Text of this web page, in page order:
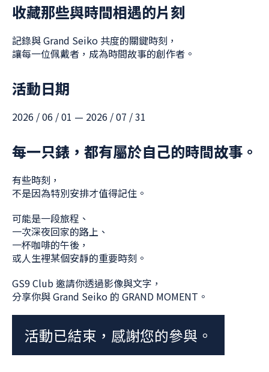
收藏那些與時間相遇的片刻
記錄與 Grand Seiko 共度的關鍵時刻，
讓每一位佩戴者，成為時間故事的創作者。
活動日期
2026 / 06 / 01 — 2026 / 07 / 31
每一只錶，都有屬於自己的時間故事。
有些時刻，
不是因為特別安排才值得記住。
可能是一段旅程、
一次深夜回家的路上、
一杯咖啡的午後，
或人生裡某個安靜的重要時刻。
GS9 Club 邀請你透過影像與文字，
分享你與 Grand Seiko 的 GRAND MOMENT。
活動已結束，感謝您的參與。